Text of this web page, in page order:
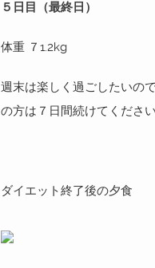
５日目（最終日）
体重 ７1.2kg
週末は楽しく過ごしたいの
の方は７日間続けてください
ダイエット終了後の夕食